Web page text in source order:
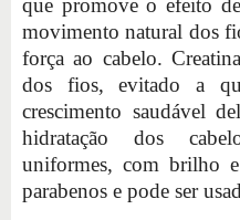
que promove o efeito
movimento natural dos
força ao cabelo.
dos fios, evitado a
crescimento saudável
hidratação dos
uniformes, com brilho
parabenos e pode ser